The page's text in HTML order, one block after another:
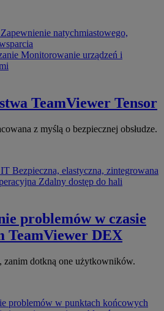
Zapewnienie natychmiastowego,
Monitorowanie urządzeń i
TeamViewer Tensor
z myślą o bezpiecznej obsłudze.
IT Bezpieczna, elastyczna, zintegrowana
Zdalny dostęp do hali
problemów w czasie
TeamViewer DEX
zanim dotkną one użytkowników.
problemów w punktach końcowych